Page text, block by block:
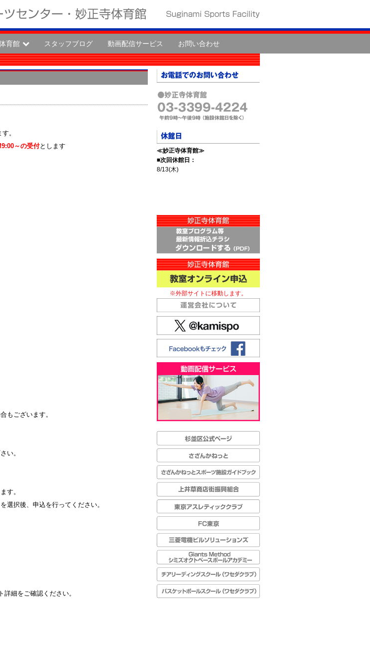
育館 スタッフブログ 動画配信サービス お問い合わせ
。
～の受付とします
もございます。
い。
す。
選択後、申込を行ってください。
細をご確認ください。
≪妙正寺体育館≫
■次回休館日：
8/13(木)
※外部サイトに移動します。